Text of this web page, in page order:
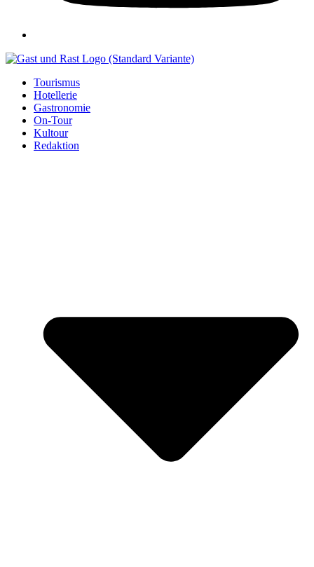
Tourismus
Hotellerie
Gastronomie
On-Tour
Kultour
Redaktion